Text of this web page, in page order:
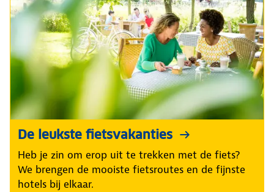
De leukste fietsvakanties
Heb je zin om erop uit te trekken met de fiets?
We brengen de mooiste fietsroutes en de fijnste
hotels bij elkaar.